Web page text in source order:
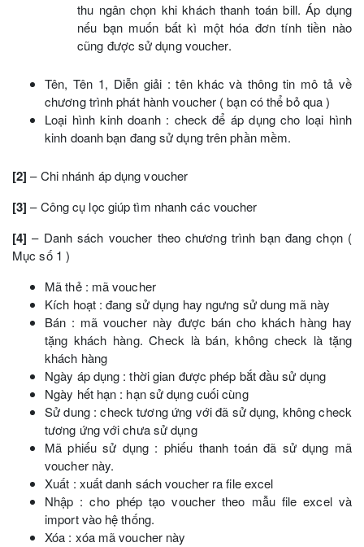
thu ngân chọn khi khách thanh toán bill. Áp dụng
nếu bạn muốn bất kì một hóa đơn tính tiền nào
cũng được sử dụng voucher.
Tên, Tên 1, Diễn giải : tên khác và thông tin mô tả về
chương trình phát hành voucher ( bạn có thể bỏ qua )
Loại hình kinh doanh : check để áp dụng cho loại hình
kinh doanh bạn đang sử dụng trên phần mềm.
[2] – Chi nhánh áp dụng voucher
[3] – Công cụ lọc giúp tìm nhanh các voucher
[4] – Danh sách voucher theo chương trình bạn đang chọn (
Mục số 1 )
Mã thẻ : mã voucher
Kích hoạt : đang sử dụng hay ngưng sử dung mã này
Bán : mã voucher này được bán cho khách hàng hay
tặng khách hàng. Check là bán, không check là tặng
khách hàng
Ngày áp dụng : thời gian được phép bắt đầu sử dụng
Ngày hết hạn : hạn sử dụng cuối cùng
Sử dung : check tương ứng với đã sử dụng, không check
tương ứng với chưa sử dụng
Mã phiếu sử dụng : phiếu thanh toán đã sử dụng mã
voucher này.
Xuất : xuất danh sách voucher ra file excel
Nhập : cho phép tạo voucher theo mẫu file excel và
import vào hệ thống.
Xóa : xóa mã voucher này